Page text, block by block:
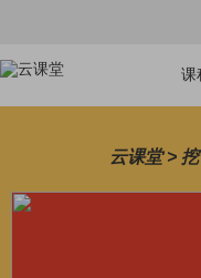
课
云课堂 >